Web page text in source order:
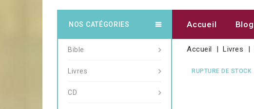
Accueil Blog
Accueil Livres
RUPTURE DE STOCK
NOS CATÉGORIES
Bible
Livres
CD